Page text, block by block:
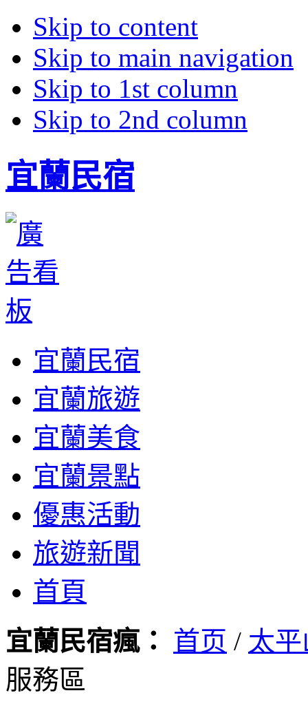
Skip to content
Skip to main navigation
Skip to 1st column
Skip to 2nd column
宜蘭民宿
宜蘭民宿
宜蘭旅遊
宜蘭美食
宜蘭景點
優惠活動
旅遊新聞
首頁
宜蘭民宿瘋：
首页 / 太
服務區